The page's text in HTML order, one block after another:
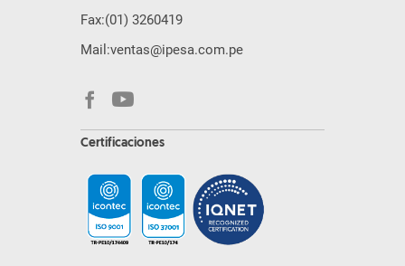
Fax:(01) 3260419
Mail:ventas@ipesa.com.pe
Certificaciones